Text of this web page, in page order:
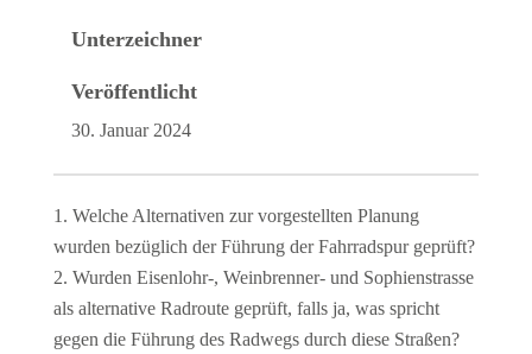
Unterzeichner
Veröffentlicht
30. Januar 2024
Welche Alternativen zur vorgestellten Planung
wurden bezüglich der Führung der Fahrradspur geprüft?
Wurden Eisenlohr-, Weinbrenner- und Sophienstrasse
als alternative Radroute geprüft, falls ja, was spricht
gegen die Führung des Radwegs durch diese Straßen?